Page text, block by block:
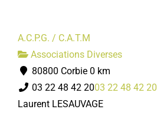
A.C.P.G. / C.A.T.M
Associations Diverses
80800 Corbie 0 km
03 22 48 42 2003 22 48 42 20
Laurent LESAUVAGE